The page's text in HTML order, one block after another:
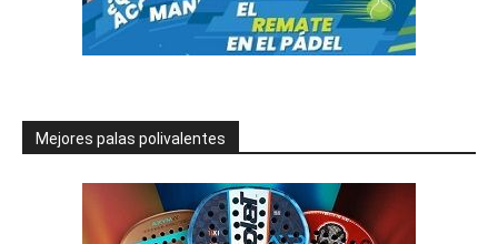
Mejores palas polivalentes